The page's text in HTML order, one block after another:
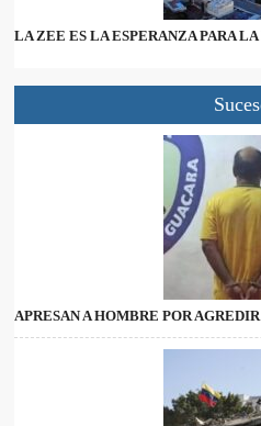
LA ZEE ES LA ESPERANZA PARA
APRESAN A HOMBRE POR